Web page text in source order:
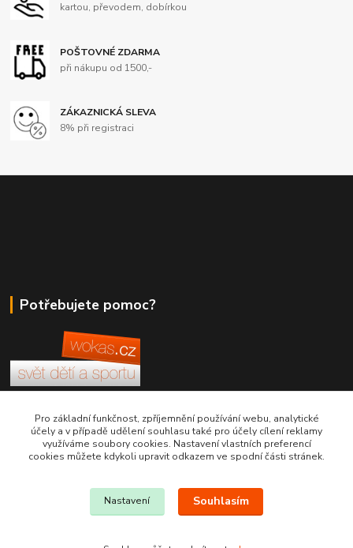
kartou, převodem, dobírkou
POŠTOVNÉ ZDARMA
při nákupu od 1500,-
ZÁKAZNICKÁ SLEVA
8% při registraci
Potřebujete pomoc?
+420 380 830 198
wokas.online@yahoo.cz
Pro základní funkčnost, zpříjemnění používání webu, analytické
účely a v případě udělení souhlasu také pro účely cílení reklamy
využíváme soubory cookies. Nastavení vlastních preferencí
cookies můžete kdykoli upravit odkazem ve spodní části stránek.
Nastavení Souhlasím